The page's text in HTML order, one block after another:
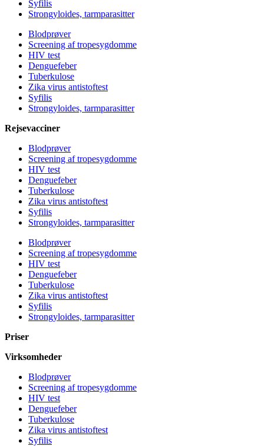
Syfilis
Strongyloides, tarmparasitter
Blodprøver
Screening af tropesygdomme
HIV test
Denguefeber
Tuberkulose
Zika virus antistoftest
Syfilis
Strongyloides, tarmparasitter
Rejsevacciner
Blodprøver
Screening af tropesygdomme
HIV test
Denguefeber
Tuberkulose
Zika virus antistoftest
Syfilis
Strongyloides, tarmparasitter
Blodprøver
Screening af tropesygdomme
HIV test
Denguefeber
Tuberkulose
Zika virus antistoftest
Syfilis
Strongyloides, tarmparasitter
Priser
Virksomheder
Blodprøver
Screening af tropesygdomme
HIV test
Denguefeber
Tuberkulose
Zika virus antistoftest
Syfilis